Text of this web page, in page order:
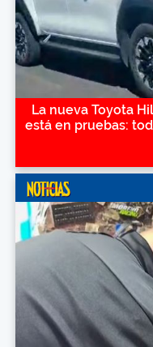
La nueva Toyota
está en pruebas: